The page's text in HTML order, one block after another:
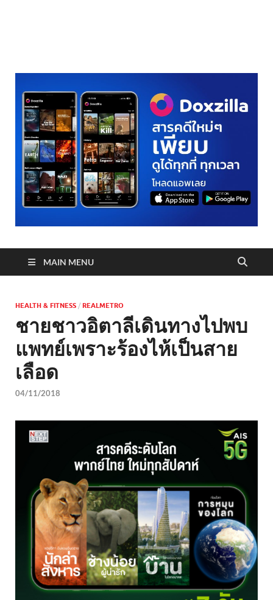
MAIN MENU
HEALTH & FITNESS / REALMETRO
ชายชาวอิตาลีเดินทางไปพบ
แพทย์เพราะร้องไห้เป็นสาย
เลือด
04/11/2018